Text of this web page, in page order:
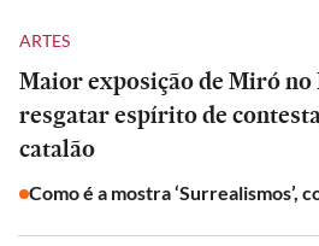
ARTES
Maior exposição de Miró
resgatar espírito de
catalão
Como é a mostra ‘Surrealismos’,